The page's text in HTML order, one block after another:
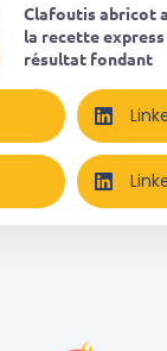
Clafoutis abricot
la recette
résultat fondant